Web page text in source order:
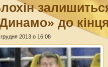
до
2013 о 16:08